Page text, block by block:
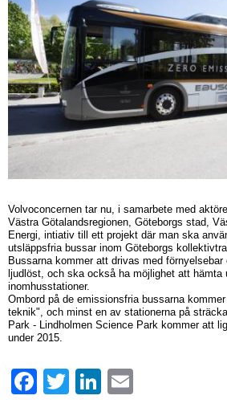
Volvoconcernen tar nu, i samarbete med
Västra Götalandsregionen, Göteborgs stad,
Energi, intiativ till ett projekt där man ska
utsläppsfria bussar inom Göteborgs
Bussarna kommer att drivas med
ljudlöst, och ska också ha möjlighet att hämta
inomhusstationer.
Ombord på de emissionsfria bussarna
teknik", och minst en av stationerna på
Park - Lindholmen Science Park kommer att
under 2015.
FacebookTwitter LinkedIn